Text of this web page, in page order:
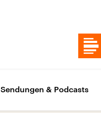
Sendungen & Podcasts